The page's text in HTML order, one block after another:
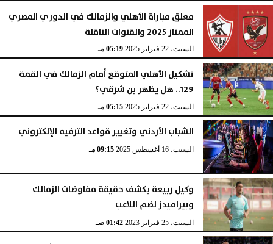
السبت، 22 فبراير 2025 05:21 مـ
معلق مباراة الأهلي والزمالك في الدوري المصري
الممتاز 2025 والقنوات الناقلة
السبت، 22 فبراير 2025 05:19 مـ
تشكيل الأهلي المتوقع أمام الزمالك في القمة
129.. هل يظهر بن شرقي؟
السبت، 22 فبراير 2025 05:15 مـ
الشباب الأردني وتغيير قواعد الترفيه الإلكتروني
السبت، 16 أغسطس 2025 09:15 مـ
وكيل ربيعة يكشف حقيقة مفاوضات الزمالك
وبيراميدز لضم اللاعب
السبت، 25 فبراير 2023 01:42 صـ